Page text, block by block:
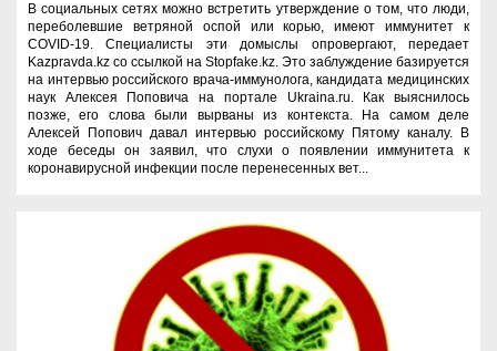
В социальных сетях можно встретить утверждение о том, что люди,
переболевшие ветряной оспой или корью, имеют иммунитет к
COVID-19. Специалисты эти домыслы опровергают, передает
Kazpravda.kz со ссылкой на Stopfake.kz. Это заблуждение базируется
на интервью российского врача-иммунолога, кандидата медицинских
наук Алексея Поповича на портале Ukraina.ru. Как выяснилось
позже, его слова были вырваны из контекста. На самом деле
Алексей Попович давал интервью российскому Пятому каналу. В
ходе беседы он заявил, что слухи о появлении иммунитета к
коронавирусной инфекции после перенесенных вет...